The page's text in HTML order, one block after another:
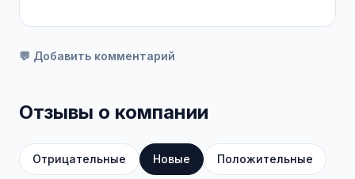
💬 Добавить комментарий
Отзывы о компании
Отрицательные Новые Положительные